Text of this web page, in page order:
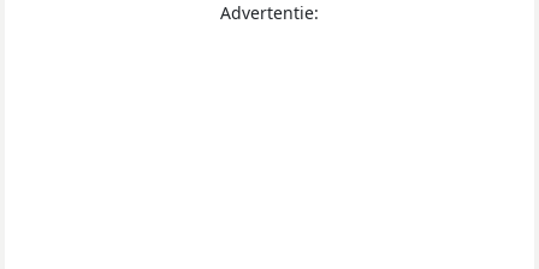
Advertentie: